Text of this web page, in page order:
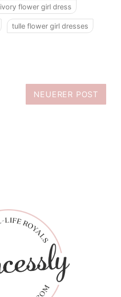
ivory flower girl dress
tulle flower girl dresses
NEUERER POST